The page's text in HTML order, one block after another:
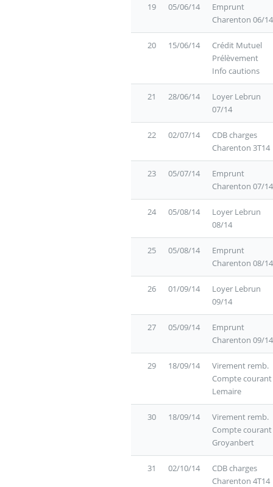
19 05/06/14
Emprunt
Charenton 06/14
20 15/06/14
Crédit Mutuel
Prélèvement
Info cautions
21 28/06/14
Loyer Lebrun
07/14
22 02/07/14
CDB charges
Charenton 3T14
23 05/07/14
Emprunt
Charenton 07/14
24 05/08/14
Loyer Lebrun
08/14
25 05/08/14
Emprunt
Charenton 08/14
26 01/09/14
Loyer Lebrun
09/14
27 05/09/14
Emprunt
Charenton 09/14
29 18/09/14
Virement remb.
Compte courant
Lemaire
30 18/09/14
Virement remb.
Compte courant
Groyanbert
31 02/10/14
CDB charges
Charenton 4T14